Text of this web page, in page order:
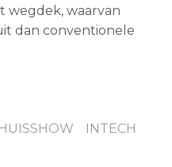
wegdek, waarvan
dan conventionele
HUISSHOW
INTECH